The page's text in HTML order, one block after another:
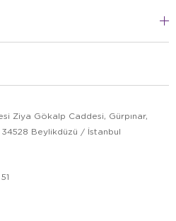
Ziya Gökalp Caddesi, Gürpınar,
34528 Beylikdüzü / İstanbul